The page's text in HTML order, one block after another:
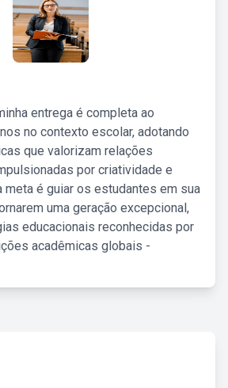
entrega é completa ao
no contexto escolar, adotando
que valorizam relações
por criatividade e
meta é guiar os estudantes em sua
uma geração excepcional,
educacionais reconhecidas por
acadêmicas globais -